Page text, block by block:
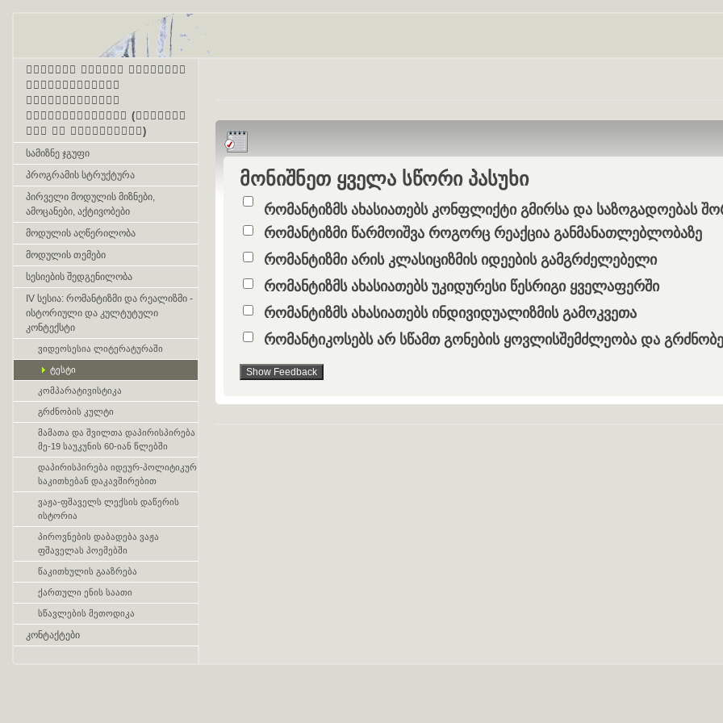
პირველი ონლაინ პროგრამა
მასწავლებელთა
კვალიფიკაციის
ამაღლებისათვის (ქართული
ენა და ლიტერატურა)
სამიზნე ჯგუფი
პროგრამის სტრუქტურა
პირველი მოდულის მიზნები,
ამოცანები, აქტივობები
მოდულის აღწერილობა
მოდულის თემები
სესიების შედგენილობა
IV სესია: რომანტიზმი და რეალიზმი -
ისტორიული და კულტუტული
კონტექსტი
ვიდეოსესია ლიტერატურაში
ტესტი
კომპარატივისტიკა
გრძნობის კულტი
მამათა და შვილთა დაპირისპირება
მე-19 საუკუნის 60-იან წლებში
დაპირისპირება იდეურ-პოლიტიკურ
საკითხებან დაკავშირებით
ვაჟა-ფშაველს ლექსის დაწერის
ისტორია
პიროვნების დაბადება ვაჟა
ფშაველას პოემებში
წაკითხულის გააზრება
ქართული ენის საათი
სწავლების მეთოდიკა
კონტაქტები
Question
მონიშნეთ ყველა სწორი პასუხი
Answers
Option 1
რომანტიზმს ახასიათებს კონფლიქტი გმირსა და საზოგადოებას
Option 2რომანტიზმი წარმოიშვა როგორც რეაქცია განმანათლებლობაზე
Option 3რომანტიზმი არის კლასიციზმის იდეების გამგრძელებელი
Option 4რომანტიზმს ახასიათებს უკიდურესი წესრიგი ყველაფერში
Option 5რომანტიზმს ახასიათებს ინდივიდუალიზმის გამოკვეთა
Option 6რომანტიკოსებს არ სწამთ გონების ყოვლისშემძლეობა და